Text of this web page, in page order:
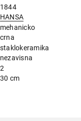
1844
HANSA
mehanicko
crna
staklokeramika
nezavisna
2
30 cm